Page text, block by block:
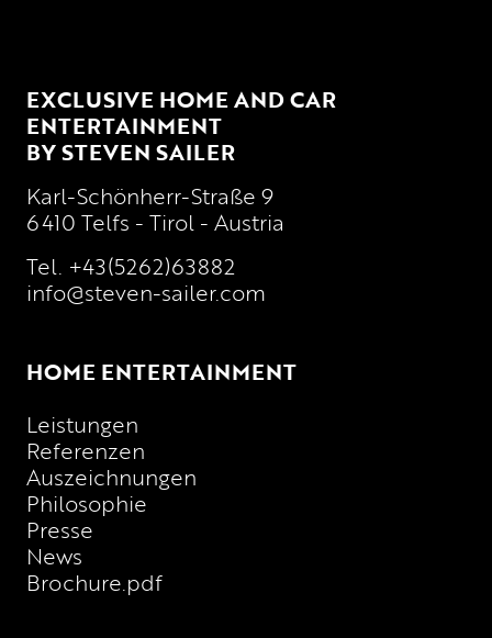
EXCLUSIVE HOME AND CAR
ENTERTAINMENT
BY STEVEN SAILER
Karl-Schönherr-Straße 9
6410 Telfs - Tirol - Austria
Tel. +43(5262)63882
info@steven-sailer.com
HOME ENTERTAINMENT
Leistungen
Referenzen
Auszeichnungen
Philosophie
Presse
News
Brochure.pdf